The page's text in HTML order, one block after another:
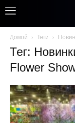
Домой Теги
Тег:
Flower